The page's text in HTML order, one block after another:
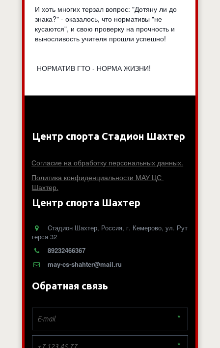
И хоть многих терзал вопрос: "Дотяну ли до
знака?" - оказалось, что нормативы "не
кусаются", и свою проверку на прочность и
выносливость учителя прошли успешно!
НОРМАТИВ ГТО - НОРМА ЖИЗНИ!
Центр спорта Стадион Шахтер
Согласие на обработку персональных данных.
Политика конфиденциальности МАУ ЦС
Шахтер.
Центр спорта Шахтер
Cтадион Шахтер, Россия, г. Кемерово, ул. Рут
герса 32
89232466367
may-cs-shahter@mail.ru
Обратная связь
*
*